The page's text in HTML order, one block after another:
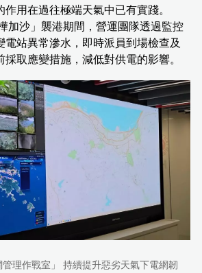
用在過往極端天氣中已有實踐。
加沙」襲港期間，營運團隊透過監控
電站異常滲水，即時派員到場檢查及
取應變措施，減低對供電的影響。
理作戰室」 持續提升惡劣天氣下電網韌